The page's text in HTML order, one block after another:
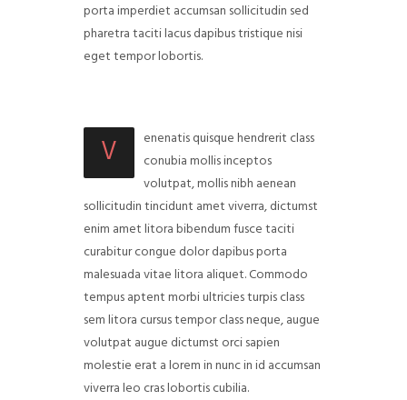
porta imperdiet accumsan sollicitudin sed
pharetra taciti lacus dapibus tristique nisi
eget tempor lobortis.
V
enenatis quisque hendrerit class
conubia mollis inceptos
volutpat, mollis nibh aenean
sollicitudin tincidunt amet viverra, dictumst
enim amet litora bibendum fusce taciti
curabitur congue dolor dapibus porta
malesuada vitae litora aliquet. Commodo
tempus aptent morbi ultricies turpis class
sem litora cursus tempor class neque, augue
volutpat augue dictumst orci sapien
molestie erat a lorem in nunc in id accumsan
viverra leo cras lobortis cubilia.